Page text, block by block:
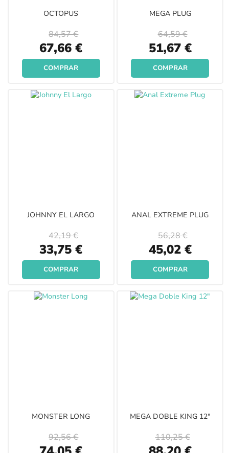
OCTOPUS
Special
Price
67,66 €
84,57 €
COMPRAR
MEGA PLUG
Special
Price
51,67 €
64,59 €
COMPRAR
JOHNNY EL LARGO
Special
Price
33,75 €
42,19 €
COMPRAR
ANAL EXTREME PLUG
Special
Price
45,02 €
56,28 €
COMPRAR
MONSTER LONG
Special
92,56 €
MEGA DOBLE KING 12"
Special
110,25 €